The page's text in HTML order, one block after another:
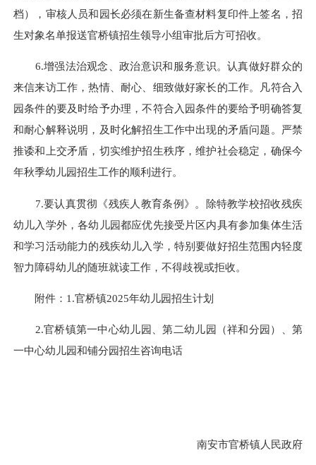
档），审核人员和园长必须在新生备查材料复印件上签名，招
生对象名单报送官桥镇招生领导小组审批后方可招收。
6.增强法治观念、政治意识和服务意识。认真做好群众的
来信来访工作，热情、耐心、细致做好家长的工作。凡符合入
园条件的要及时给予办理，不符合入园条件的要给予明确答复
和耐心解释说明，及时化解招生工作中出现的矛盾问题。严禁
推诿和上交矛盾，切实维护招生秩序，维护社会稳定，确保今
年秋季幼儿园招生工作的顺利进行。
7.要认真贯彻《残疾人教育条例》。除特教学校招收残疾
幼儿入学外，各幼儿园都应优先接受片区内具有参加集体生活
和学习活动能力的残疾幼儿入学，特别要做好招生范围内轻度
智力障碍幼儿的随班就读工作，不得歧视或拒收。
附件：1.官桥镇2025年幼儿园招生计划
2.官桥镇第一中心幼儿园、第二幼儿园（祥和分园）、第
一中心幼儿园和铺分园招生咨询电话
南安市官桥镇人民政府